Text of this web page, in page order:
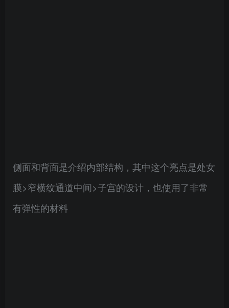
侧面和背面是介绍内部结构，其中这个亮点是处女
膜>窄横纹通道中间>子宫的设计，也使用了非常
有弹性的材料